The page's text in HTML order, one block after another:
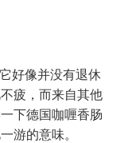
好像并没有退休
疲，而来自其他
下德国咖喱香肠
游的意味。